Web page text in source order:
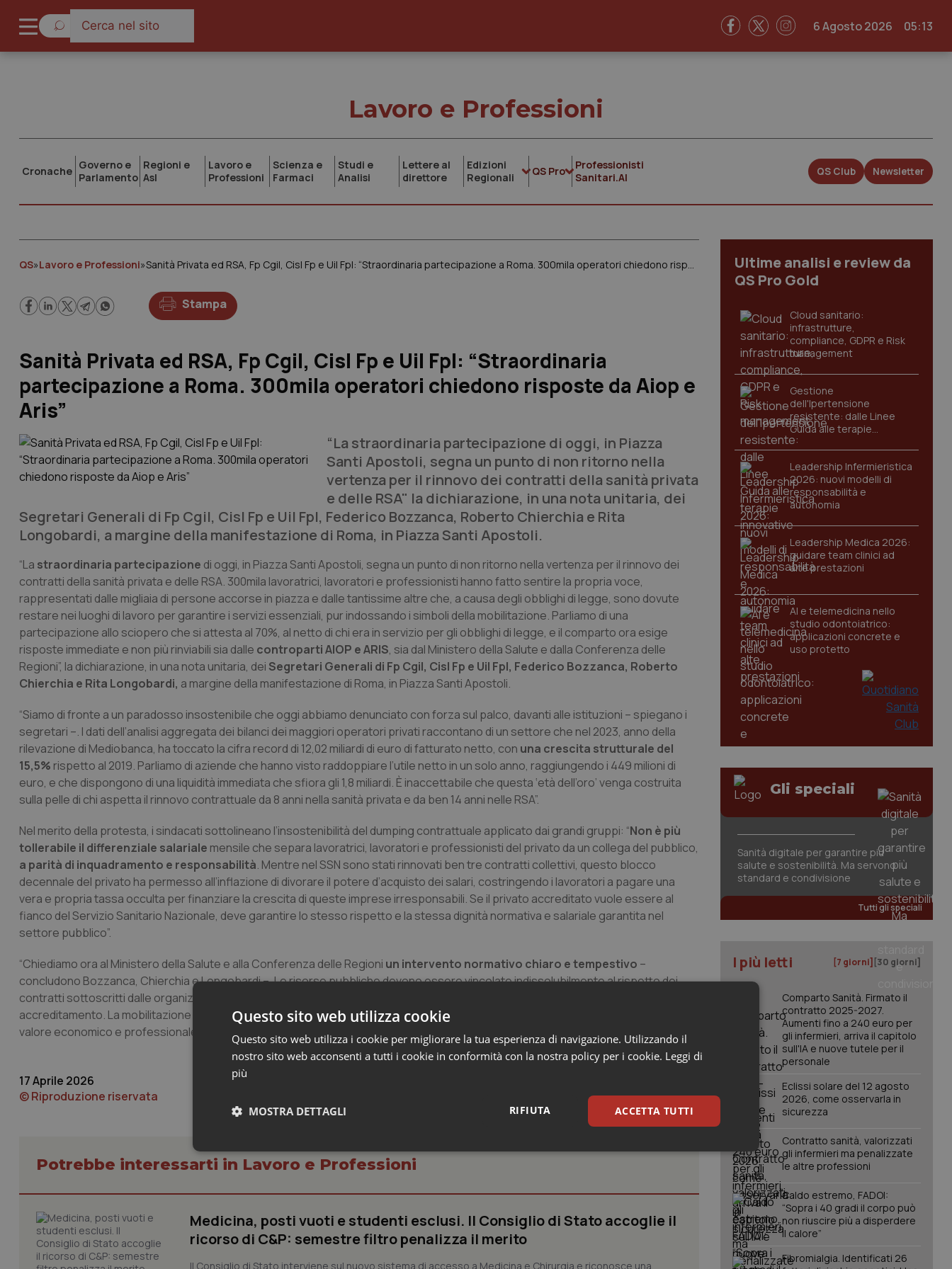
6 Agosto 2026 05:13
Lavoro e Professioni
Cronache Governo e
Parlamento
Regioni e
Asl
Lavoro e
Professioni
Scienza e
Farmaci
Studi e
Analisi
Lettere al
direttore
Edizioni
Regionali
QS Pro
Professionisti
Sanitari.AI
QS Club Newsletter
QS»Lavoro e Professioni» Sanità Privata ed RSA, Fp Cgil, Cisl Fp e Uil Fpl: “Straordinaria partecipazione a Roma. 300mila operatori chiedono risposte da Aiop e Aris”
Stampa
Sanità Privata ed RSA, Fp Cgil, Cisl Fp e Uil Fpl: “Straordinaria
partecipazione a Roma. 300mila operatori chiedono risposte da Aiop e
Aris”
“La straordinaria partecipazione di oggi, in Piazza
Santi Apostoli, segna un punto di non ritorno nella
vertenza per il rinnovo dei contratti della sanità privata
e delle RSA" la dichiarazione, in una nota unitaria, dei
Segretari Generali di Fp Cgil, Cisl Fp e Uil Fpl, Federico Bozzanca, Roberto Chierchia e Rita
Longobardi, a margine della manifestazione di Roma, in Piazza Santi Apostoli.
“La straordinaria partecipazione di oggi, in Piazza Santi Apostoli, segna un punto di non ritorno nella vertenza per il rinnovo dei
contratti della sanità privata e delle RSA. 300mila lavoratrici, lavoratori e professionisti hanno fatto sentire la propria voce,
rappresentati dalle migliaia di persone accorse in piazza e dalle tantissime altre che, a causa degli obblighi di legge, sono dovute
restare nei luoghi di lavoro per garantire i servizi essenziali, pur indossando i simboli della mobilitazione. Parliamo di una
partecipazione allo sciopero che si attesta al 70%, al netto di chi era in servizio per gli obblighi di legge, e il comparto ora esige
risposte immediate e non più rinviabili sia dalle controparti AIOP e ARIS, sia dal Ministero della Salute e dalla Conferenza delle
Regioni”, la dichiarazione, in una nota unitaria, dei Segretari Generali di Fp Cgil, Cisl Fp e Uil Fpl, Federico Bozzanca, Roberto
Chierchia e Rita Longobardi, a margine della manifestazione di Roma, in Piazza Santi Apostoli.
“Siamo di fronte a un paradosso insostenibile che oggi abbiamo denunciato con forza sul palco, davanti alle istituzioni – spiegano i
segretari –. I dati dell’analisi aggregata dei bilanci dei maggiori operatori privati raccontano di un settore che nel 2023, anno della
rilevazione di Mediobanca, ha toccato la cifra record di 12,02 miliardi di euro di fatturato netto, con una crescita strutturale del
15,5% rispetto al 2019. Parliamo di aziende che hanno visto raddoppiare l’utile netto in un solo anno, raggiungendo i 449 milioni di
euro, e che dispongono di una liquidità immediata che sfiora gli 1,8 miliardi. È inaccettabile che questa ‘età dell’oro’ venga costruita
sulla pelle di chi aspetta il rinnovo contrattuale da 8 anni nella sanità privata e da ben 14 anni nelle RSA”.
Nel merito della protesta, i sindacati sottolineano l’insostenibilità del dumping contrattuale applicato dai grandi gruppi: “Non è più
tollerabile il differenziale salariale mensile che separa lavoratrici, lavoratori e professionisti del privato da un collega del pubblico,
a parità di inquadramento e responsabilità. Mentre nel SSN sono stati rinnovati ben tre contratti collettivi, questo blocco
decennale del privato ha permesso all’inflazione di divorare il potere d’acquisto dei salari, costringendo i lavoratori a pagare una
vera e propria tassa occulta per finanziare la crescita di queste imprese irresponsabili. Se il privato accreditato vuole essere al
fianco del Servizio Sanitario Nazionale, deve garantire lo stesso rispetto e la stessa dignità normativa e salariale garantita nel
settore pubblico”.
“Chiediamo ora al Ministero della Salute e alla Conferenza delle Regioni un intervento normativo chiaro e tempestivo –
concludono Bozzanca, Chierchia e Longobardi –. Le risorse pubbliche devono essere vincolate indissolubilmente al rispetto dei
contratti sottoscritti dalle organizzazioni sindacali comparativamente più rappresentative: senza rinnovo non deve esserci
accreditamento. La mobilitazione di oggi è solo l’inizio di una nuova fase di lotta e non ci fermeremo finché non sarà restituito il
valore economico e professionale a chi, ogni giorno, assicura la salute dei cittadini con dedizione”.
17 Aprile 2026
© Riproduzione riservata
Potrebbe interessarti in Lavoro e Professioni
Medicina, posti vuoti e studenti esclusi. Il Consiglio di Stato accoglie il
ricorso di C&P: semestre filtro penalizza il merito
Il Consiglio di Stato interviene sul nuovo sistema di accesso a Medicina e Chirurgia e riconosce una
Ultime analisi e review da
QS Pro Gold
Cloud sanitario:
infrastrutture,
compliance, GDPR e Risk
management
Gestione
dell'Ipertensione
resistente: dalle Linee
Guida alle terapie
innovative
Leadership Infermieristica
2026: nuovi modelli di
responsabilità e
autonomia
Leadership Medica 2026:
guidare team clinici ad
alte prestazioni
AI e telemedicina nello
studio odontoiatrico:
applicazioni concrete e
uso protetto
Gli speciali
Sanità digitale per garantire più
salute e sostenibilità. Ma servono
standard e condivisione
Tutti gli speciali
I più letti [7 giorni] [30 giorni]
Comparto Sanità. Firmato il
contratto 2025-2027.
Aumenti fino a 240 euro per
gli infermieri, arriva il capitolo
sull'IA e nuove tutele per il
personale
Eclissi solare del 12 agosto
2026, come osservarla in
sicurezza
Contratto sanità, valorizzati
gli infermieri ma penalizzate
le altre professioni
Caldo estremo, FADOI:
“Sopra i 40 gradi il corpo può
non riuscire più a disperdere
il calore”
Fibromialgia. Identificati 26
Questo sito web utilizza cookie
Questo sito web utilizza i cookie per migliorare la tua esperienza di navigazione. Utilizzando il
nostro sito web acconsenti a tutti i cookie in conformità con la nostra policy per i cookie. Leggi di
più
ACCETTA TUTTI
RIFIUTA
MOSTRA DETTAGLI
Necessari Statistici Marketing